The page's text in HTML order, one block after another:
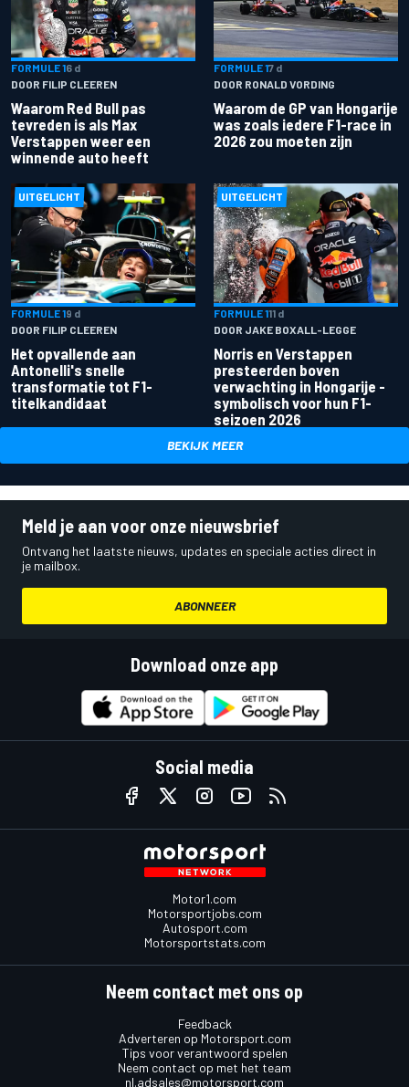
FORMULE 16 d
DOOR FILIP CLEEREN
Waarom Red Bull pas
tevreden is als Max
Verstappen weer een
winnende auto heeft
FORMULE 17 d
DOOR RONALD VORDING
Waarom de GP van Hongarije
was zoals iedere F1-race in
2026 zou moeten zijn
UITGELICHT
FORMULE 19 d
DOOR FILIP CLEEREN
Het opvallende aan
Antonelli's snelle
transformatie tot F1-
titelkandidaat
UITGELICHT
FORMULE 111 d
DOOR JAKE BOXALL-LEGGE
Norris en Verstappen
presteerden boven
verwachting in Hongarije -
symbolisch voor hun F1-
seizoen 2026
BEKIJK MEER
Meld je aan voor onze nieuwsbrief
Ontvang het laatste nieuws, updates en speciale acties direct in
je mailbox.
ABONNEER
Download onze app
Social media
Motor1.com
Motorsportjobs.com
Autosport.com
Motorsportstats.com
Neem contact met ons op
Feedback
Adverteren op Motorsport.com
Tips voor verantwoord spelen
Neem contact op met het team
nl.adsales@motorsport.com